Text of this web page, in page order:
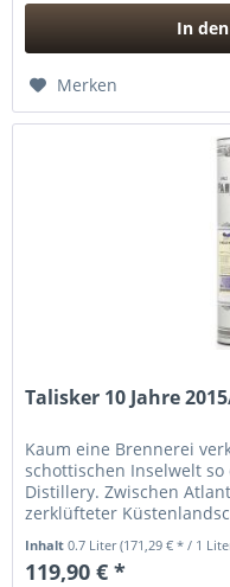
In den
Merken
Talisker 10 Jahre
Kaum eine Brennerei
schottischen Inselwelt
Distillery. Zwischen
zerklüfteter
Inhalt0.7 Liter(171,29 € * / 1
119,90 € *